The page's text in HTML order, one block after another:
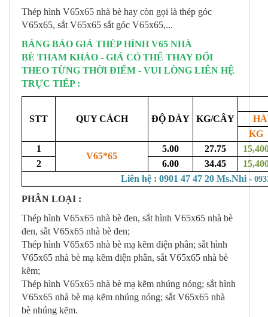
Thép hình V65x65 nhà bè hay còn gọi là thép góc
V65x65, sắt V65x65 sắt góc V65x65,...
BẢNG BÁO GIÁ THÉP HÌNH V65 NHÀ
BÈ THAM KHẢO - GIÁ CÓ THỂ THAY ĐỔI
THEO TỪNG THỜI ĐIỂM - VUI LÒNG LIÊN HỆ
TRỰC TIẾP :
STT QUY CÁCH ĐỘ DÀY KG/CÂY
KG
1
V65*65
5.00 27.75
2
6.00 34.45
Liên hệ : 0901 47 47 20 Ms.Nhi -
PHÂN LOẠI :
Thép hình V65x65 nhà bè đen, sắt hình V65x65 nhà bè
đen, sắt V65x65 nhà bè đen;
Thép hình V65x65 nhà bè mạ kẽm điện phân; sắt hình
V65x65 nhà bè mạ kẽm điện phân, sắt V65x65 nhà bè
kẽm;
Thép hình V65x65 nhà bè mạ kẽm nhúng nóng; sắt hình
V65x65 nhà bè mạ kẽm nhúng nóng; sắt V65x65 nhà
bè nhúng kẽm.